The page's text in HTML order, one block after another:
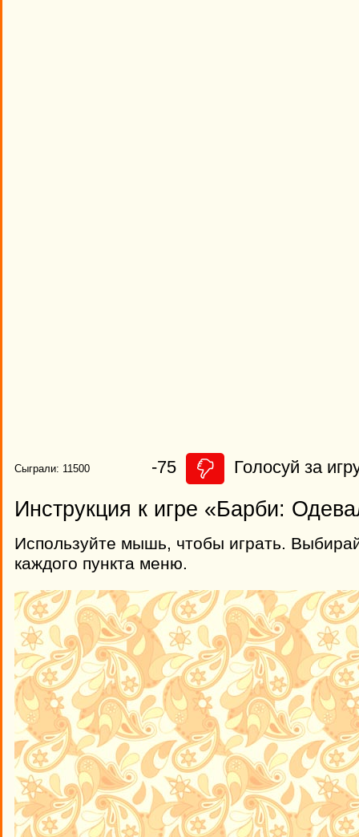
Сыграли: 11500 -75 Голосуй за
Инструкция к игре «Барби:
Используйте мышь, чтобы играть.
каждого пункта меню.